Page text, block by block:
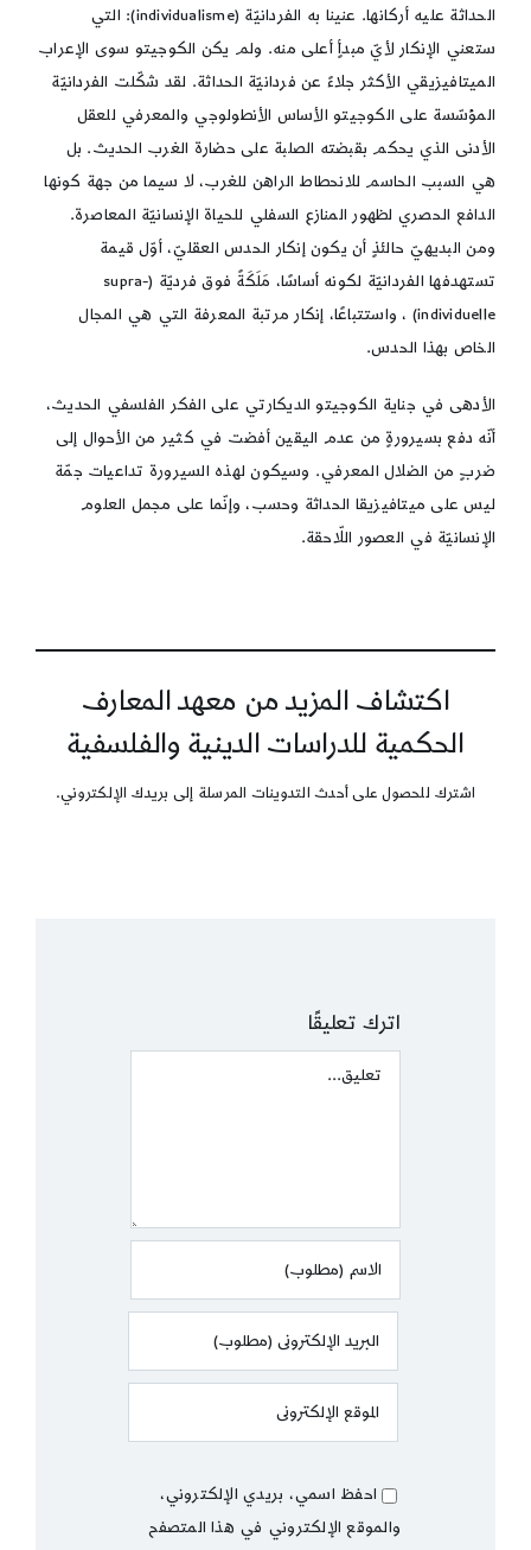
الحداثة عليه أركانها. عنينا به الفردانيّة (individualisme): التي
ستعني الإنكار لأيّ مبدأٍ أعلى منه. ولم يكن الكوجيتو سوى الإعراب
الميتافيزيقي الأكثر جلاءً عن فردانيّة الحداثة. لقد شكّلت الفردانيّة
المؤسّسة على الكوجيتو الأساس الأنطولوجي والمعرفي للعقل
الأدنى الذي يحكم بقبضته الصلبة على حضارة الغرب الحديث. بل
هي السبب الحاسم للانحطاط الراهن للغرب، لا سيما من جهة كونها
الدافع الحصري لظهور المنازع السفلي للحياة الإنسانيّة المعاصرة.
ومن البديهيّ حالئذٍ أن يكون إنكار الحدس العقليّ، أوّل قيمة
تستهدفها الفردانيّة لكونه أساسًا، مَلَكَةً فوق فرديّة (supra-
individuelle) ، واستتباعًا، إنكار مرتبة المعرفة التي هي المجال
الخاص بهذا الحدس.
الأدهى في جناية الكوجيتو الديكارتي على الفكر الفلسفي الحديث،
أنّه دفع بسيرورةٍ من عدم اليقين أفضت في كثير من الأحوال إلى
ضربٍ من الضلال المعرفي. وسيكون لهذه السيرورة تداعيات جمّة
ليس على ميتافيزيقا الحداثة وحسب، وإنّما على مجمل العلوم
الإنسانيّة في العصور اللّاحقة.
اكتشاف المزيد من معهد المعارف
الحكمية للدراسات الدينية والفلسفية
اشترك للحصول على أحدث التدوينات المرسلة إلى بريدك الإلكتروني.
اترك تعليقًا
Comment
احفظ اسمي، بريدي الإلكتروني،
والموقع الإلكتروني في هذا المتصفح